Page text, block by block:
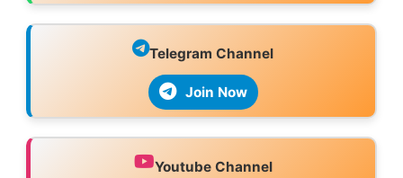
Telegram Channel
Join Now
Youtube Channel